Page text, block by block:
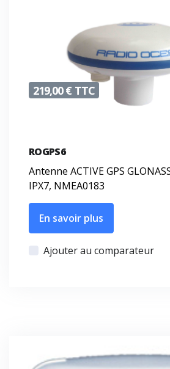
219,00 € TTC
ROGPS6
Antenne ACTIVE GPS
IPX7, NMEA0183
En savoir plus
Ajouter au comparateur